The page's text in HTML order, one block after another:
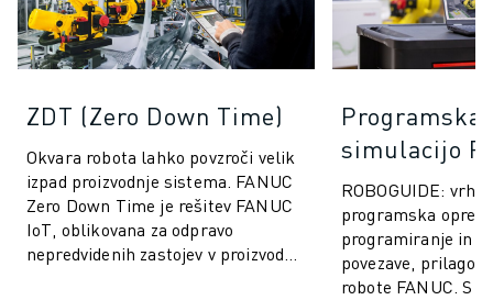
ZDT (Zero Down Time)
Okvara robota lahko povzroči velik
izpad proizvodnje sistema. FANUC
Zero Down Time je rešitev FANUC
IoT, oblikovana za odpravo
nepredvidenih zastojev v proizvodnji
Programska
simulacijo
ROBOGUIDE:
programska
programiranje in
povezave,
robote FANUC. S